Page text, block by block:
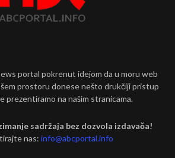
portal pokrenut idejom da u moru web
prostoru donese nešto drukčiji pristup
prezentiramo na našim stranicama.
sadržaja bez dozvola izdavača!
nas:info@abcportal.info